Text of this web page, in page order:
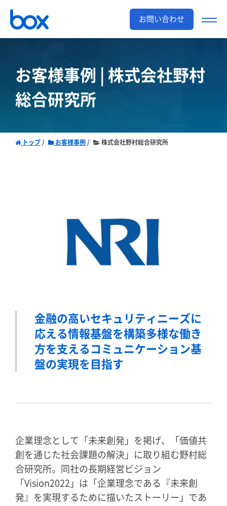
お問い合わせ
お客様事例 | 株式会社野村
総合研究所
トップ お客様事例 株式会社野村総合研究所
金融の高いセキュリティニーズに
応える情報基盤を構築多様な働き
方を支えるコミュニケーション基
盤の実現を目指す
企業理念として「未来創発」を掲げ、「価値共
創を通じた社会課題の解決」に取り組む野村総
合研究所。同社の長期経営ビジョン
「Vision2022」は「企業理念である『未来創
発』を実現するために描いたストーリー」であ